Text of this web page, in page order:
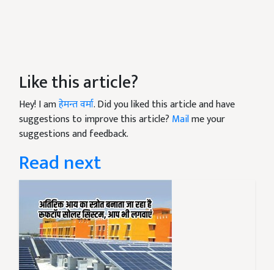
Like this article?
Hey! I amहेमन्त वर्मा. Did you liked this article and have
suggestions to improve this article? Mailme your
suggestions and feedback.
Read next